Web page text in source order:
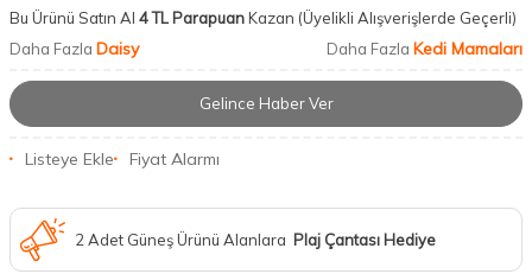
Bu Ürünü Satın Al 4 TL ParapuanKazan (Üyelikli Alışverişlerde Geçerli)
Daha Fazla Daisy Daha Fazla Kedi Mamaları
Gelince Haber Ver
Listeye Ekle Fiyat Alarmı
2 Adet Güneş Ürünü Alanlara Plaj Çantası Hediye